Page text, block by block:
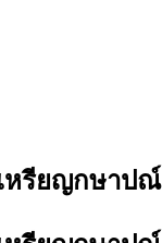
หรียญกษาปณ์